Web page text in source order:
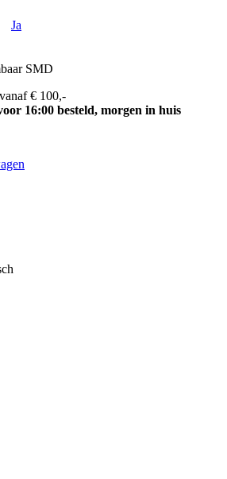
Ja
SMD
€ 100,-
16:00 besteld, morgen in huis